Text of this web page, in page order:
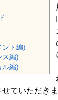
ント編)
ス編)
ル編)
ていただきま